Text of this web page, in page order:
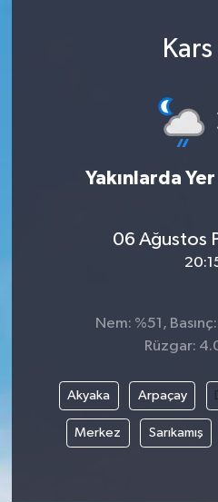
Kars
Yakınlarda
06 Ağustos
Nem: %51,
Rüzgar:
Akyaka Arpaçay
Merkez Sarıkamış